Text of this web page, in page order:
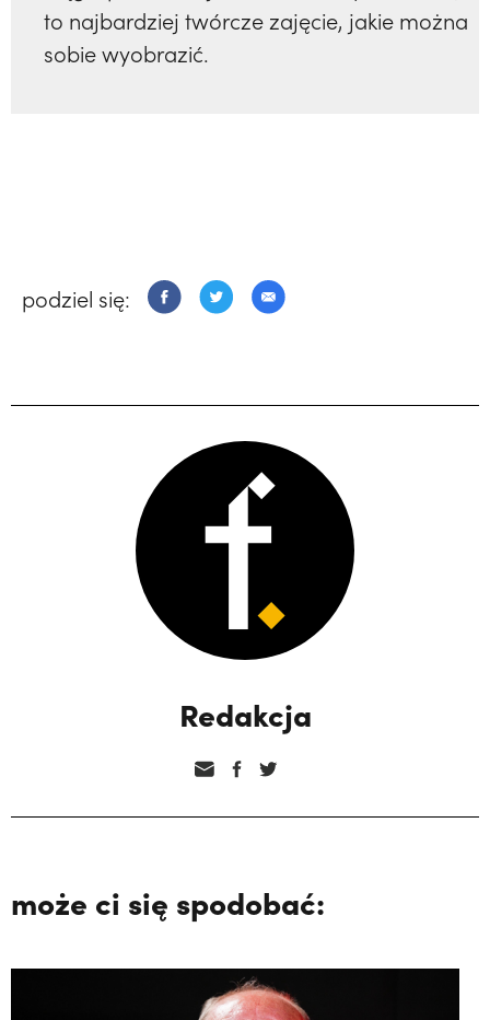
to najbardziej twórcze zajęcie, jakie można
sobie wyobrazić.
podziel się:
Redakcja
może ci się spodobać: